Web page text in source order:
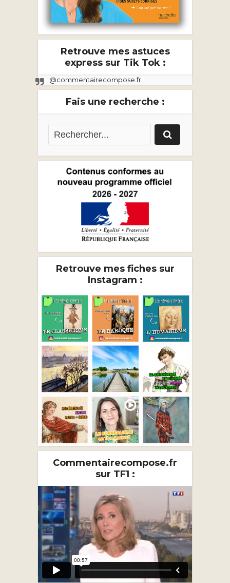
Retrouve mes astuces
express sur Tik Tok :
@commentairecompose.fr
Fais une recherche :
Retrouve mes fiches sur
Instagram :
Commentairecompose.fr
sur TF1 :